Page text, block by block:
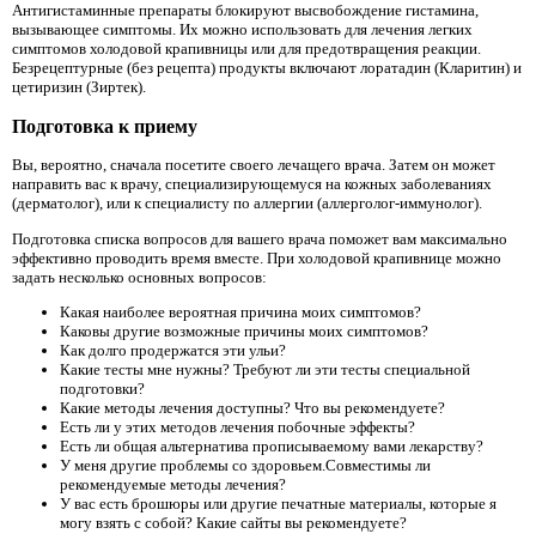
Антигистаминные препараты блокируют высвобождение гистамина,
вызывающее симптомы. Их можно использовать для лечения легких
симптомов холодовой крапивницы или для предотвращения реакции.
Безрецептурные (без рецепта) продукты включают лоратадин (Кларитин) и
цетиризин (Зиртек).
Подготовка к приему
Вы, вероятно, сначала посетите своего лечащего врача. Затем он может
направить вас к врачу, специализирующемуся на кожных заболеваниях
(дерматолог), или к специалисту по аллергии (аллерголог-иммунолог).
Подготовка списка вопросов для вашего врача поможет вам максимально
эффективно проводить время вместе. При холодовой крапивнице можно
задать несколько основных вопросов:
Какая наиболее вероятная причина моих симптомов?
Каковы другие возможные причины моих симптомов?
Как долго продержатся эти ульи?
Какие тесты мне нужны? Требуют ли эти тесты специальной
подготовки?
Какие методы лечения доступны? Что вы рекомендуете?
Есть ли у этих методов лечения побочные эффекты?
Есть ли общая альтернатива прописываемому вами лекарству?
У меня другие проблемы со здоровьем.Совместимы ли
рекомендуемые методы лечения?
У вас есть брошюры или другие печатные материалы, которые я
могу взять с собой? Какие сайты вы рекомендуете?